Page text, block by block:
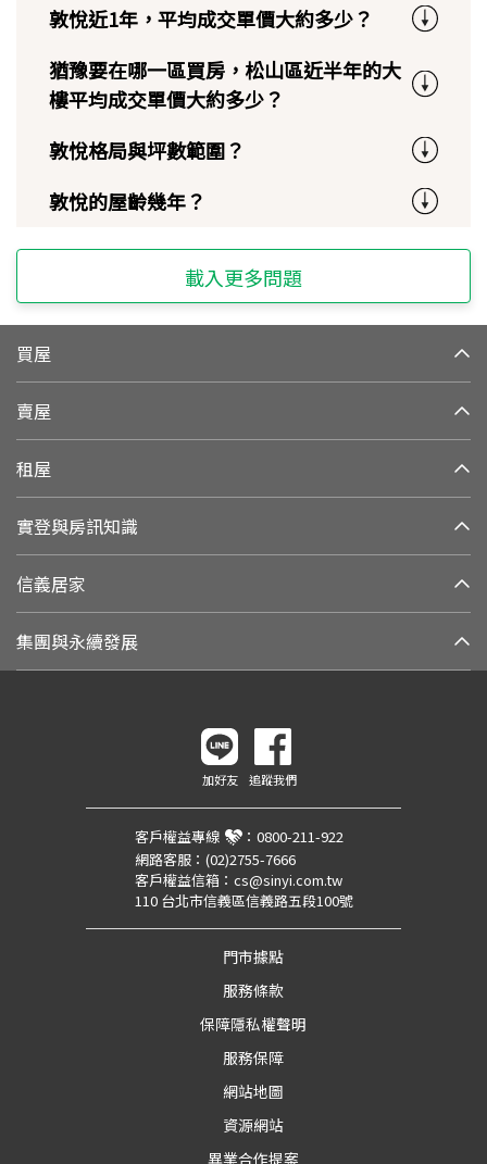
敦悅近1年，平均成交單價大約多少？
猶豫要在哪一區買房，松山區近半年的大
樓平均成交單價大約多少？
敦悅格局與坪數範圍？
敦悅的屋齡幾年？
載入更多問題
買屋
賣屋
租屋
實登與房訊知識
信義居家
集團與永續發展
加好友 追蹤我們
客戶權益專線 ： 0800-211-922
網路客服： (02)2755-7666
客戶權益信箱： cs@sinyi.com.tw
110 台北市信義區信義路五段100號
門市據點
服務條款
保障隱私權聲明
服務保障
網站地圖
資源網站
異業合作提案